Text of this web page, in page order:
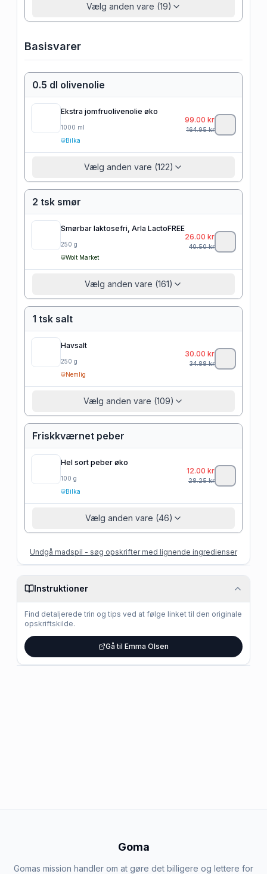
Vælg anden vare (19)
Basisvarer
0.5 dl olivenolie
Ekstra jomfruolivenolie øko
1000 ml
Bilka
99.00 kr
164.95kr
Vælg anden vare (122)
2 tsk smør
Smørbar laktosefri, Arla LactoFREE
250 g
Wolt Market
26.00 kr
40.50kr
Vælg anden vare (161)
1 tsk salt
Havsalt
250 g
Nemlig
30.00 kr
34.88kr
Vælg anden vare (109)
Friskkværnet peber
Hel sort peber øko
100 g
Bilka
12.00 kr
28.25kr
Vælg anden vare (46)
Undgå madspil - søg opskrifter med lignende ingredienser
Instruktioner
Find detaljerede trin og tips ved at følge linket til den originale
opskriftskilde.
Gå til Emma Olsen
Goma
Gomas mission handler om at gøre det billigere og lettere for